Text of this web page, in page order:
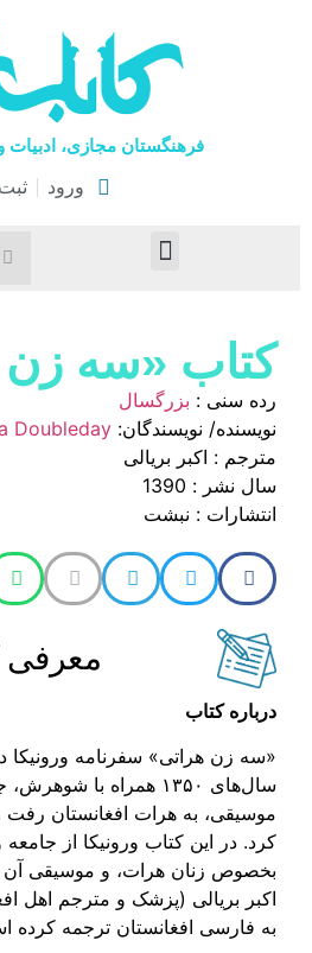
فرهنگستان مجازی، ادبیات
ورود
کتاب «سه زن
رده سنی : بزرگسال
نویسنده/ نویسندگان: Doubleday
مترجم : اکبر بریالی
سال نشر : 1390
انتشارات : نبشت
معرفی
درباره کتاب
«سه زن هراتی» سفرنامه
سال‌های ۱۳۵۰ همراه با
موسیقی، به هرات افغانستان
کرد. در این کتاب ورونیکا از
بخصوص زنان هرات، و موسیقی آن
اکبر بریالی (پزشک و مترجم اهل
به فارسی افغانستان ترجمه کرده